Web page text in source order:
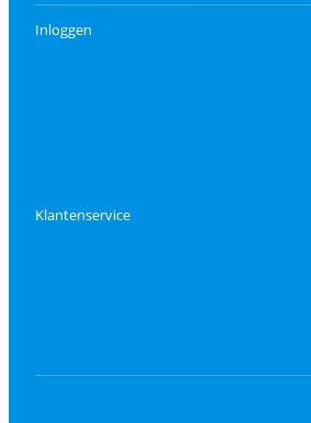
Inloggen
Klantenservice